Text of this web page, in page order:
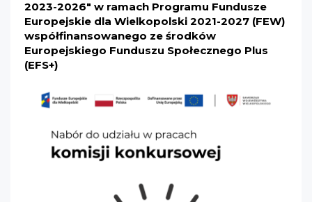
2023-2026" w ramach Programu Fundusze
Europejskie dla Wielkopolski 2021-2027 (FEW)
współfinansowanego ze środków
Europejskiego Funduszu Społecznego Plus
(EFS+)